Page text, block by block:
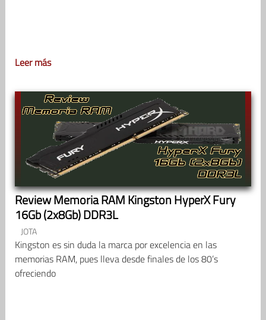
Leer más
Review Memoria RAM Kingston HyperX Fury
16Gb (2x8Gb) DDR3L
JOTA
Kingston es sin duda la marca por excelencia en las
memorias RAM, pues lleva desde finales de los 80’s
ofreciendo